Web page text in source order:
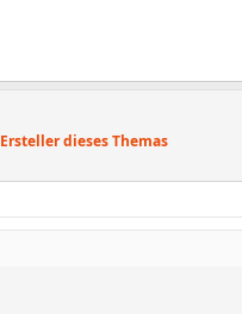
Ersteller dieses Themas